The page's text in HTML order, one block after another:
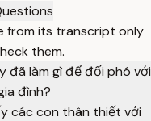
from its transcript only
them.
đã làm gì để đối phó với
đình?
các con thân thiết với